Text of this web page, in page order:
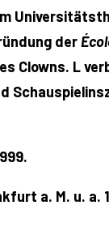
der
Clowns. L
a. M. u.